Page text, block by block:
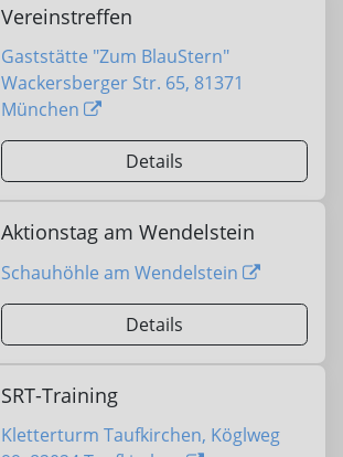
Vereinstreffen
Gaststätte "Zum BlauStern"
Wackersberger Str. 65, 81371
München
Details
Aktionstag am Wendelstein
Schauhöhle am Wendelstein
Details
SRT-Training
Kletterturm Taufkirchen, Köglweg